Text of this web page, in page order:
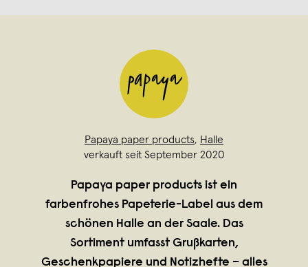
Papaya paper products, Halle
verkauft seit September 2020
Papaya paper products ist ein
farbenfrohes Papeterie-Label aus dem
schönen Halle an der Saale. Das
Sortiment umfasst Grußkarten,
Geschenkpapiere und Notizhefte – alles